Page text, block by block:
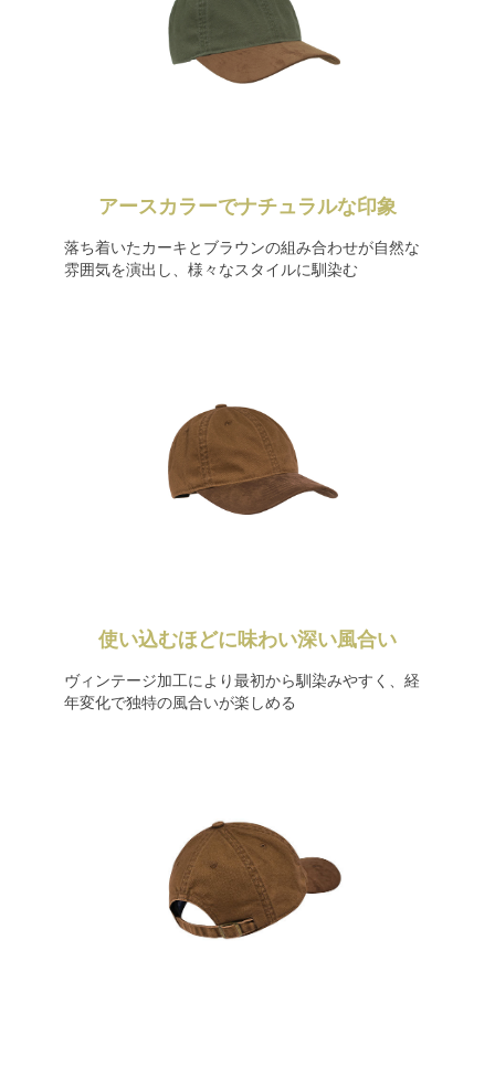
アースカラーでナチュラルな印象
落ち着いたカーキとブラウンの組み合わせが自然な
雰囲気を演出し、様々なスタイルに馴染む
使い込むほどに味わい深い風合い
ヴィンテージ加工により最初から馴染みやすく、経
年変化で独特の風合いが楽しめる